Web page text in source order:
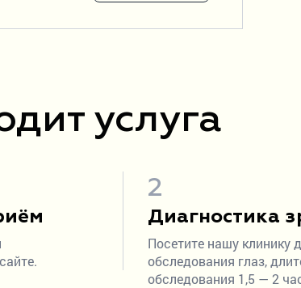
услуга
2
Диагностика
Посетите нашу клинику
обследования глаз,
обследования 1,5 — 2